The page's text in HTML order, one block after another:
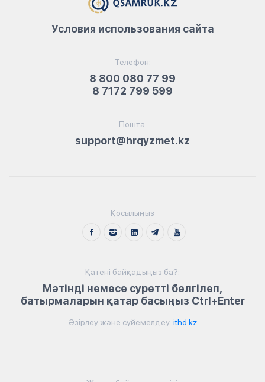
Телефон:
8 800 080 77 99
8 7172 799 599
Пошта:
support@hrqyzmet.kz
Условия использования сайта
Қосылыңыз
Қатені байқадыңыз ба?:
Мәтінді немесе суретті белгілеп,
батырмаларын қатар басыңыз Ctrl+Enter
Әзірлеу және сүйемелдеу ithd.kz